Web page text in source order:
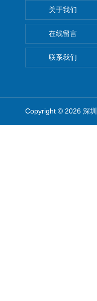
关于我们
在线留言
联系我们
Copyright © 2026 深